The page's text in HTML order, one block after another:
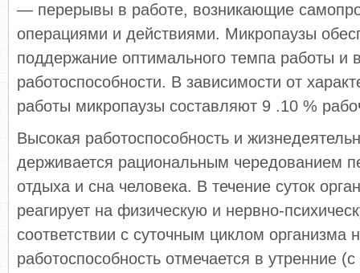
— перерывы в работе, возникающие
операциями и действиями. Микропаузы
поддержание оптимального темпа работы и
работоспособности. В зависимости от
работы микропаузы составляют 9 .10 %
Высокая работоспособность и
держивается рациональным чередованием
отдыха и сна человека. В течение суток
реагирует на физическую и нервно-
соответствии с суточ­ным циклом организма
работоспособность отмечается в утренние